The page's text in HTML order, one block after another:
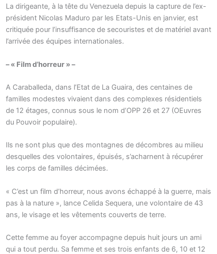
La dirigeante, à la tête du Venezuela depuis la capture de l’ex-
président Nicolas Maduro par les Etats-Unis en janvier, est
critiquée pour l’insuffisance de secouristes et de matériel avant
l’arrivée des équipes internationales.
– « Film d’horreur » –
A Caraballeda, dans l’Etat de La Guaira, des centaines de
familles modestes vivaient dans des complexes résidentiels
de 12 étages, connus sous le nom d’OPP 26 et 27 (OEuvres
du Pouvoir populaire).
Ils ne sont plus que des montagnes de décombres au milieu
desquelles des volontaires, épuisés, s’acharnent à récupérer
les corps de familles décimées.
« C’est un film d’horreur, nous avons échappé à la guerre, mais
pas à la nature », lance Celida Sequera, une volontaire de 43
ans, le visage et les vêtements couverts de terre.
Cette femme au foyer accompagne depuis huit jours un ami
qui a tout perdu. Sa femme et ses trois enfants de 6, 10 et 12